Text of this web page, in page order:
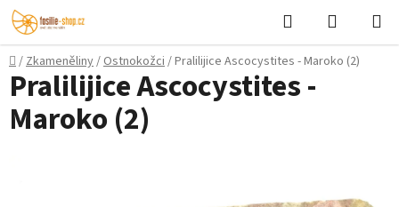
Přejít
na
obsah
Hledat
KOŠÍK
Domů
/Zkameněliny/Ostnokožci/Pralilijice Ascocystites - Maroko (2)
Pralilijice Ascocystites -
Maroko (2)